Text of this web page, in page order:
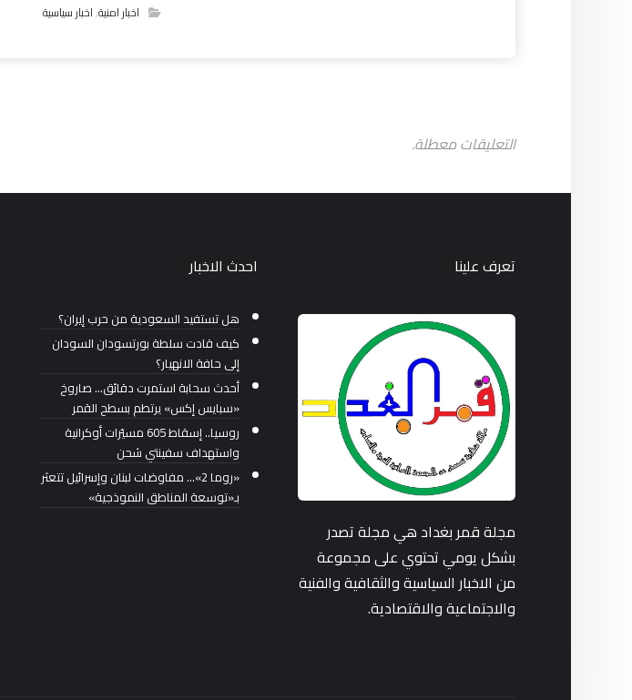
اخبار امنية,اخبار سياسية
التعليقات معطلة.
تعرف علينا
مجلة قمر بغداد هي مجلة تصدر
بشكل يومي تحتوي على مجموعة
من الاخبار السياسية والثقافية والفنية
والاجتماعية والاقتصادية.
احدث الاخبار
هل تستفيد السعودية من حرب إيران؟
كيف قادت سلطة بورتسودان السودان
إلى حافة الانهيار؟
أحدث سحابة استمرت دقائق… صاروخ
«سبايس إكس» يرتطم بسطح القمر
روسيا.. إسقاط 605 مسيّرات أوكرانية
واستهداف سفينتي شحن
«روما 2»… مفاوضات لبنان وإسرائيل تتعثر
بـ«توسعة المناطق النموذجية»